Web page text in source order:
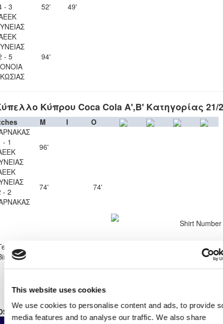
This website uses cookies
We use cookies to personalise content and ads, to provide
media features and to analyse our traffic. We also share
- 3
52' 49'
- 5
94'
Κύπρου Coca Cola Α',Β' Κατηγορίας 21/
M I
O
- 1
96'
- 2
74' 74'
Shirt Number
98
STATS 2021 - 2022
As From Own